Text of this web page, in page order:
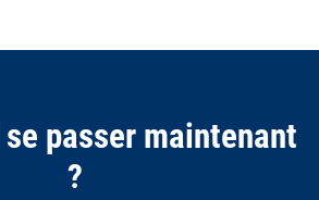
passer maintenant
?